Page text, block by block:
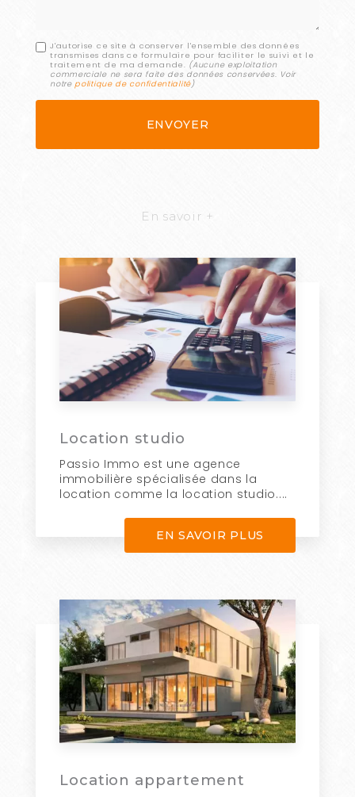
J'autorise ce site à conserver l'ensemble des données
transmises dans ce formulaire pour faciliter le suivi et le
traitement de ma demande. (Aucune exploitation
commerciale ne sera faite des données conservées. Voir
notrepolitique de confidentialité)
En savoir +
Location studio
Passio Immo est une agence
immobilière spécialisée dans la
location comme la location studio....
EN SAVOIR PLUS
Location appartement